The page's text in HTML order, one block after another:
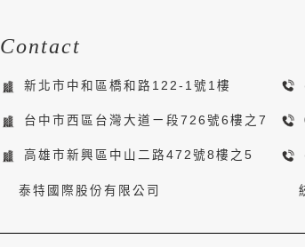
Contact
新北市中和區橋和路122-1號1樓
台中市西區台灣大道ㄧ段726號6樓之7
高雄市新興區中山二路472號8樓之5
泰特國際股份有限公司